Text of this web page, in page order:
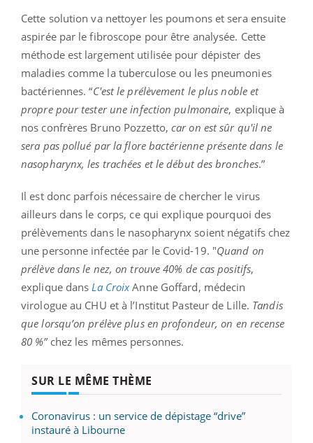
Cette solution va nettoyer les poumons et sera ensuite
aspirée par le fibroscope pour être analysée. Cette
méthode est largement utilisée pour dépister des
maladies comme la tuberculose ou les pneumonies
bactériennes. “C'est le prélèvement le plus noble et
propre pour tester une infection pulmonaire, explique à
nos confrères Bruno Pozzetto,car on est sûr qu'il ne
sera pas pollué par la flore bactérienne présente dans le
nasopharynx, les trachées et le début des bronches.”
Il est donc parfois nécessaire de chercher le virus
ailleurs dans le corps, ce qui explique pourquoi des
prélèvements dans le nasopharynx soient négatifs chez
une personne infectée par le Covid-19. "Quand on
prélève dans le nez, on trouve 40% de cas positifs,
explique dansLa CroixAnne Goffard, médecin
virologue au CHU et à l’Institut Pasteur de Lille. Tandis
que lorsqu’on prélève plus en profondeur, on en recense
80 %”chez les mêmes personnes.
SUR LE MÊME THÈME
Coronavirus : un service de dépistage “drive”
instauré à Libourne